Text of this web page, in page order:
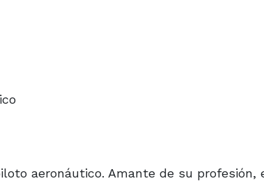
aeronáutico. Amante de su profesión,